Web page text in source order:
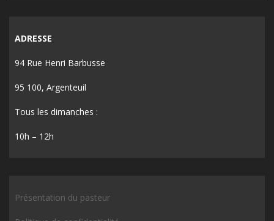
ADRESSE
94 Rue Henri Barbusse
95 100, Argenteuil
Tous les dimanches :
10h – 12h
Présentation du pasteur